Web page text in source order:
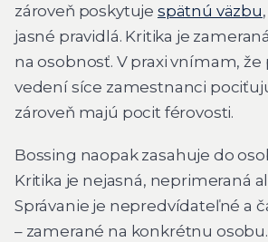
zároveň poskytuje spätnú väzbu
jasné pravidlá. Kritika je
na osobnosť. V praxi vnímam,
vedení síce zamestnanci
zároveň majú pocit férovosti.
Bossing naopak zasahuje do
Kritika je nejasná, neprimeraná
Správanie je nepredvídateľné a
– zamerané na konkrétnu osobu.